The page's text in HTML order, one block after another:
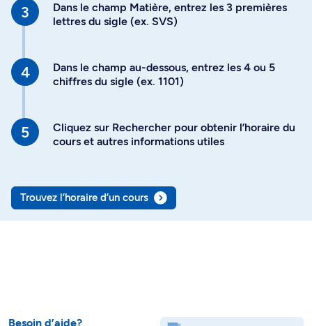
Dans le champ Matière, entrez les 3 premières
lettres du sigle (ex. SVS)
Dans le champ au-dessous, entrez les 4 ou 5
chiffres du sigle (ex. 1101)
Cliquez sur Rechercher pour obtenir l’horaire du
cours et autres informations utiles
Trouvez l’horaire d’un cours
Besoin d’aide?